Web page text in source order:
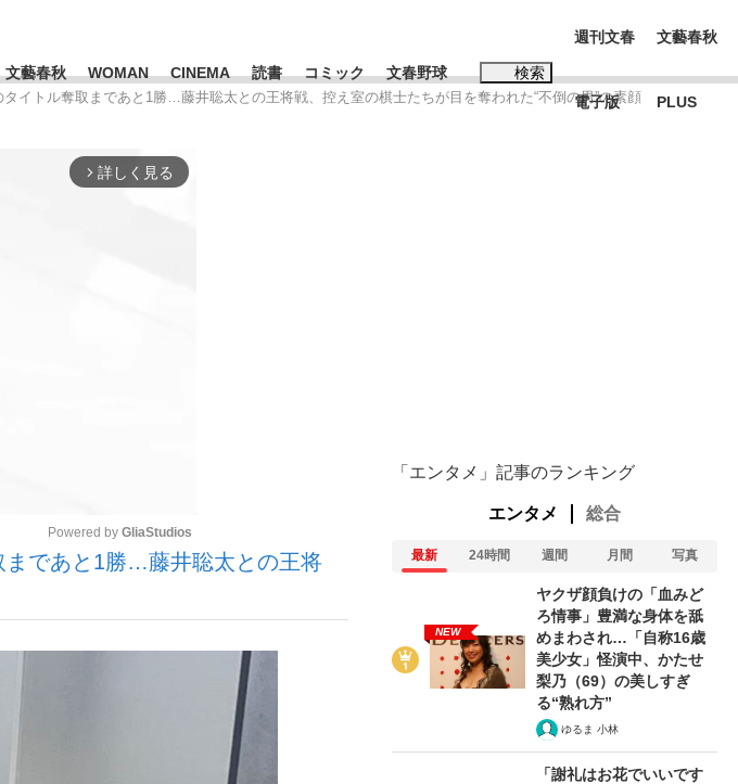
「クマが悪者扱いされているのが悲しい」『北の国から』倉本聰氏（91...
いまさら聞けない資産運用のすべて
文藝春秋 WOMAN CINEMA 読書 コミック 文春野球 検索
週刊文春
電子版
文藝春秋
PLUS
イトル奪取まであと1勝…藤井聡太との王将戦、控え室の棋士たちが目を奪われた“不倒の男”の素顔
arrow_forward_ios 詳しく見る
Powered by GliaStudios
まであと1勝…藤井聡太との王将
「エンタメ」記事のランキング
エンタメ 総合
最新 24時間 週間 月間 写真
NEW
ヤクザ顔負けの「血みど
ろ情事」豊満な身体を舐
めまわされ…「自称16歳
美少女」怪演中、かたせ
梨乃（69）の美しすぎ
る“熟れ方”
ゆるま 小林
「謝礼はお花でいいです